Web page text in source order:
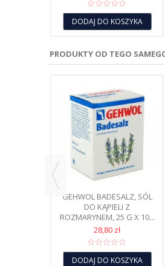
DODAJ DO KOSZYKA
PRODUKTY OD TEGO
GEHWOL BADESALZ, SÓL
DO KĄPIELI Z
ROZMARYNEM, 25 G X 10...
28,80 zł
DODAJ DO KOSZYKA